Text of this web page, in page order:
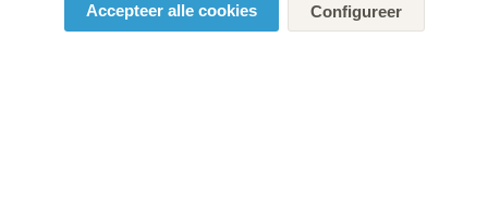
Accepteer alle cookies Configureer